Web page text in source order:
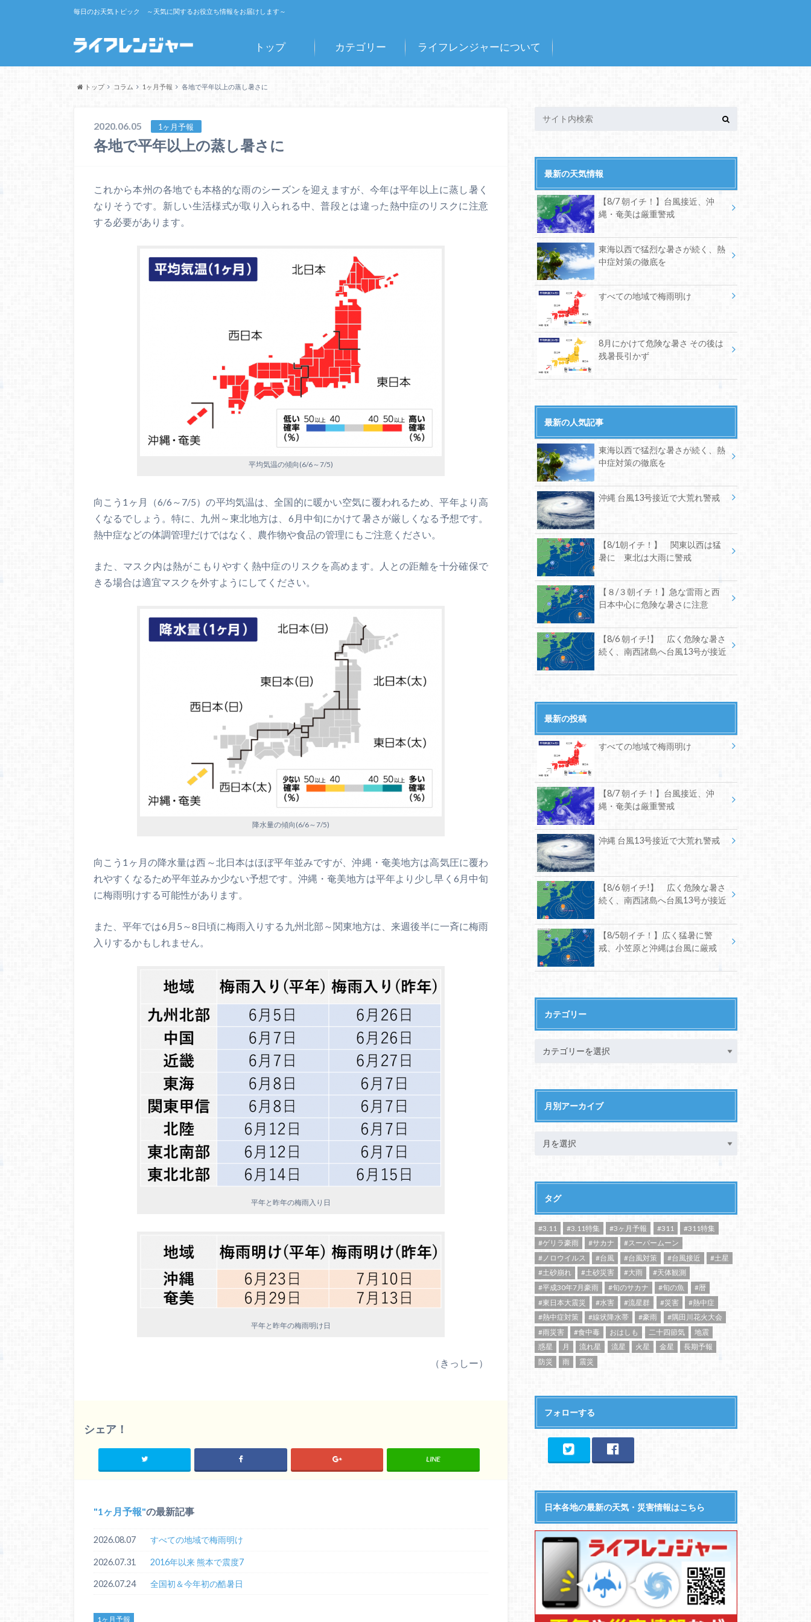
毎日のお天気トピック ～天気に関するお役立ち情報をお届けします～
トップ カテゴリー ライフレンジャーについて
トップ コラム 1ヶ月予報 各地で平年以上の蒸し暑さに
2020.06.05 1ヶ月予報
各地で平年以上の蒸し暑さに
これから本州の各地でも本格的な雨のシーズンを迎えますが、今年は平年以上に蒸し暑く
なりそうです。新しい生活様式が取り入られる中、普段とは違った熱中症のリスクに注意
する必要があります。
平均気温の傾向(6/6～7/5)
向こう1ヶ月（6/6～7/5）の平均気温は、全国的に暖かい空気に覆われるため、平年より高
くなるでしょう。特に、九州～東北地方は、6月中旬にかけて暑さが厳しくなる予想です。
熱中症などの体調管理だけではなく、農作物や食品の管理にもご注意ください。
また、マスク内は熱がこもりやすく熱中症のリスクを高めます。人との距離を十分確保で
きる場合は適宜マスクを外すようにしてください。
降水量の傾向(6/6～7/5)
向こう1ヶ月の降水量は西～北日本はほぼ平年並みですが、沖縄・奄美地方は高気圧に覆わ
れやすくなるため平年並みか少ない予想です。沖縄・奄美地方は平年より少し早く6月中旬
に梅雨明けする可能性があります。
また、平年では6月5～8日頃に梅雨入りする九州北部～関東地方は、来週後半に一斉に梅雨
入りするかもしれません。
平年と昨年の梅雨入り日
平年と昨年の梅雨明け日
（きっしー）
シェア！
LINE
1ヶ月予報 の最新記事
2026.08.07 すべての地域で梅雨明け
2026.07.31 2016年以来 熊本で震度7
2026.07.24 全国初＆今年初の酷暑日
1ヶ月予報
最新の天気情報
【8/7 朝イチ！】台風接近、沖
縄・奄美は厳重警戒
東海以西で猛烈な暑さが続く、熱
中症対策の徹底を
すべての地域で梅雨明け
8月にかけて危険な暑さ その後は
残暑長引かず
最新の人気記事
東海以西で猛烈な暑さが続く、熱
中症対策の徹底を
沖縄 台風13号接近で大荒れ警戒
【8/1朝イチ！】 関東以西は猛
暑に 東北は大雨に警戒
【８/３朝イチ！】急な雷雨と西
日本中心に危険な暑さに注意
【8/6 朝イチ!】 広く危険な暑さ
続く、南西諸島へ台風13号が接近
最新の投稿
すべての地域で梅雨明け
【8/7 朝イチ！】台風接近、沖
縄・奄美は厳重警戒
沖縄 台風13号接近で大荒れ警戒
【8/6 朝イチ!】 広く危険な暑さ
続く、南西諸島へ台風13号が接近
【8/5朝イチ！】広く猛暑に警
戒、小笠原と沖縄は台風に厳戒
カテゴリー
月別アーカイブ
タグ
#3.11 #3.11特集 #3ヶ月予報 #311
#311特集
#ゲリラ豪雨
#サカナ
#スーパームーン
#ノロウイルス
#台風 #台風対策 #台風接近
#土星
#土砂崩れ
#土砂災害 #大雨
#天体観測
#平成30年7月豪雨
#旬のサカナ #旬の魚
#暦
#東日本大震災
#水害 #流星群 #災害
#熱中症
#熱中症対策
#線状降水帯 #豪雨
#隅田川花火大会
#雨災害
#食中毒 おはしも 二十四節気
地震
惑星
月 流れ星 流星 火星 金星
長期予報
防災
雨 震災
フォローする
日本各地の最新の天気・災害情報はこちら